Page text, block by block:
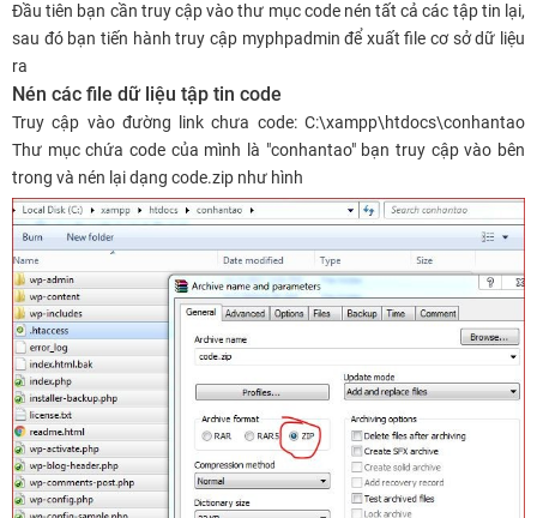
Đầu tiên bạn cần truy cập vào thư mục code nén tất cả các tập tin lại,
sau đó bạn tiến hành truy cập myphpadmin để xuất file cơ sở dữ liệu
ra
Nén các file dữ liệu tập tin code
Truy cập vào đường link chưa code: C:\xampp\htdocs\conhantao
Thư mục chứa code của mình là "conhantao" bạn truy cập vào bên
trong và nén lại dạng code.zip như hình